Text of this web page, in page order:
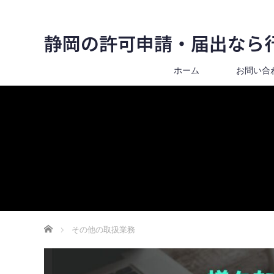
静岡の許可申請・届出なら
ホーム お問い合
ホーム その他の取扱業務